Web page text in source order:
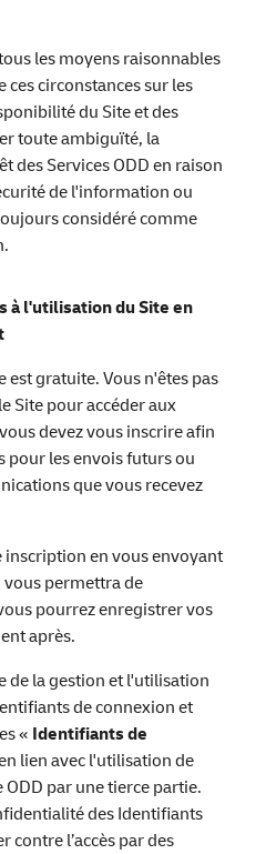
les moyens raisonnables
ces circonstances sur les
du Site et des
toute ambiguïté, la
des Services ODD en raison
de l'information ou
considéré comme
à l'utilisation du Site en
est gratuite. Vous n'êtes pas
Site pour accéder aux
devez vous inscrire afin
pour les envois futurs ou
que vous recevez
en vous envoyant
permettra de
pourrez enregistrer vos
après.
de la gestion et l'utilisation
de connexion et
« Identifiants de
lien avec l'utilisation de
par une tierce partie.
des Identifiants
contre l’accès par des